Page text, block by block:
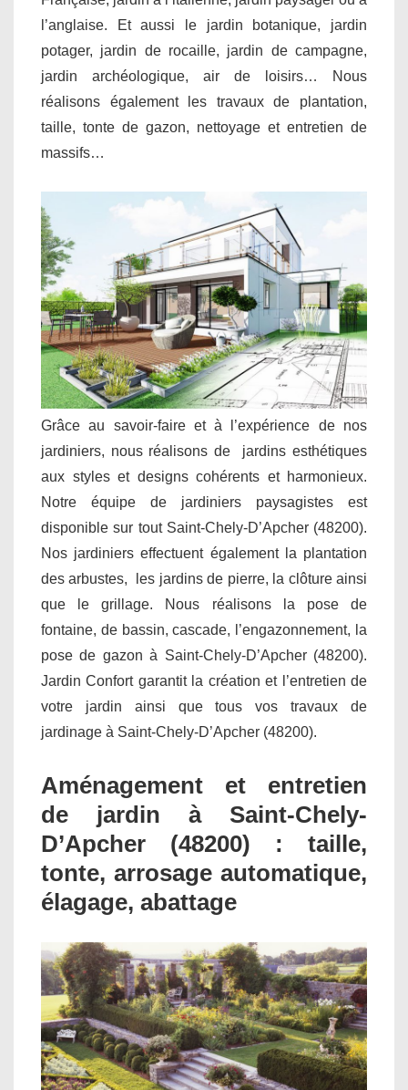
l’anglaise. Et aussi le jardin botanique, jardin
potager, jardin de rocaille, jardin de campagne,
jardin archéologique, air de loisirs… Nous
réalisons également les travaux de plantation,
taille, tonte de gazon, nettoyage et entretien de
massifs…
Grâce au savoir-faire et à l’expérience de nos
jardiniers, nous réalisons de jardins esthétiques
aux styles et designs cohérents et harmonieux.
Notre équipe de jardiniers paysagistes est
disponible sur tout Saint-Chely-D’Apcher (48200).
Nos jardiniers effectuent également la plantation
des arbustes, les jardins de pierre, la clôture ainsi
que le grillage. Nous réalisons la pose de
fontaine, de bassin, cascade, l’engazonnement, la
pose de gazon à Saint-Chely-D’Apcher (48200).
Jardin Confort garantit la création et l’entretien de
votre jardin ainsi que tous vos travaux de
jardinage à Saint-Chely-D’Apcher (48200).
Aménagement et entretien
de jardin à Saint-Chely-
D’Apcher (48200) : taille,
tonte, arrosage automatique,
élagage, abattage